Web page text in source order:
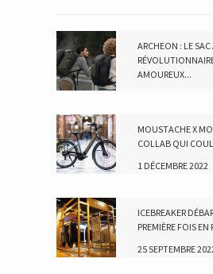
ARCHEON : LE
AMOUREUX...
MOUSTACHE X
COLLAB QUI
1 DÉCEMBRE 2022
ICEBREAKER
PREMIÈRE FOIS EN
25 SEPTEMBRE